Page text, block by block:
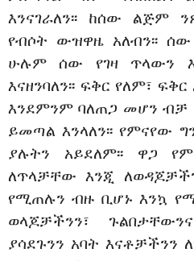
እንናገራለን፡፡ ከሰው ልጅም
የብሶት ውዝዋዜ አለብን፡፡
ሁሉም ሰው የገዛ ጥላውን
እናዘንባለን፡፡ ፍቅር የለም፣
እንደምንም ባለጠጋ መሆን ብቻ
ይመጣል እንላለን፡፡ የምናየው
ያሉትን አይደለም፡፡ ዋጋ
ለጥላቻቸው እንጂ
የሚጠሉን ብዙ ቢሆኑ እንኳ
ወላጆቻችንን፣
ያሳደጉንን አባት እናቶቻችንን